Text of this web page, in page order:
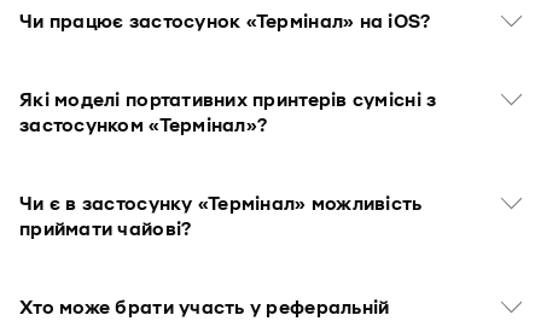
Чи працює застосунок «Термінал» на iOS?
Які моделі портативних принтерів сумісні з
застосунком «Термінал»?
Чи є в застосунку «Термінал» можливість
приймати чайові?
Хто може брати участь у реферальній